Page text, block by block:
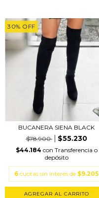
30% OFF
BUCANERA SIENA BLACK
$78.900
$55.230
$44.184 con Transferencia o
depósito
6 cuotas sin interés de $9.205
AGREGAR AL CARRITO